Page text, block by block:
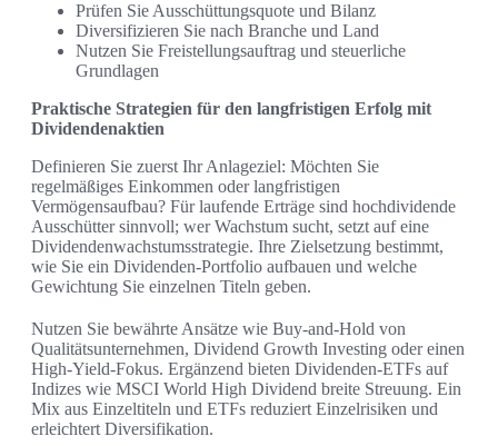
Prüfen Sie Ausschüttungsquote und Bilanz
Diversifizieren Sie nach Branche und Land
Nutzen Sie Freistellungsauftrag und steuerliche
Grundlagen
Praktische Strategien für den langfristigen Erfolg mit
Dividendenaktien
Definieren Sie zuerst Ihr Anlageziel: Möchten Sie
regelmäßiges Einkommen oder langfristigen
Vermögensaufbau? Für laufende Erträge sind hochdividende
Ausschütter sinnvoll; wer Wachstum sucht, setzt auf eine
Dividendenwachstumsstrategie. Ihre Zielsetzung bestimmt,
wie Sie ein Dividenden-Portfolio aufbauen und welche
Gewichtung Sie einzelnen Titeln geben.
Nutzen Sie bewährte Ansätze wie Buy-and-Hold von
Qualitätsunternehmen, Dividend Growth Investing oder einen
High-Yield-Fokus. Ergänzend bieten Dividenden-ETFs auf
Indizes wie MSCI World High Dividend breite Streuung. Ein
Mix aus Einzeltiteln und ETFs reduziert Einzelrisiken und
erleichtert Diversifikation.